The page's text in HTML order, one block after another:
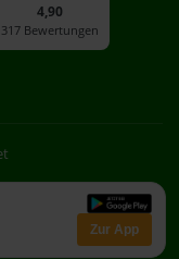
Zur App
4,90
317 Bewertungen